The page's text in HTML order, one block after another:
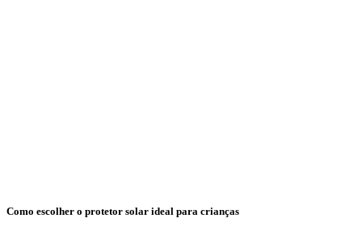
Como escolher o protetor solar ideal para crianças